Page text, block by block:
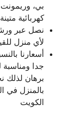
بي،
كهربائية
نصل عبر
لأي منزل
أسعارنا
جدا ومناسبة
برهان لذلك
بالمنزل في
الكويت